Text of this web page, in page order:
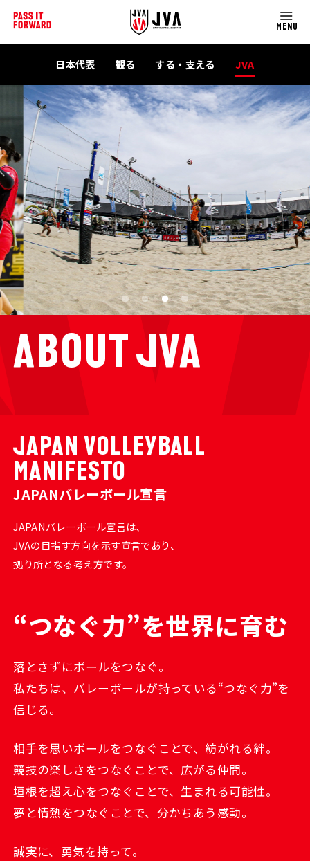
MENU
日本代表 観る する・支える JVA
ABOUTJVA
JAPAN VOLLEYBALL
MANIFESTO
JAPANバレーボール宣言
JAPANバレーボール宣言は、
JVAの目指す方向を示す宣言であり、
拠り所となる考え方です。
“つなぐ力”を世界に育む
落とさずにボールをつなぐ。
私たちは、バレーボールが持っている“つなぐ力”を
信じる。
相手を思いボールをつなぐことで、紡がれる絆。
競技の楽しさをつなぐことで、広がる仲間。
垣根を超え心をつなぐことで、生まれる可能性。
夢と情熱をつなぐことで、分かちあう感動。
誠実に、勇気を持って。